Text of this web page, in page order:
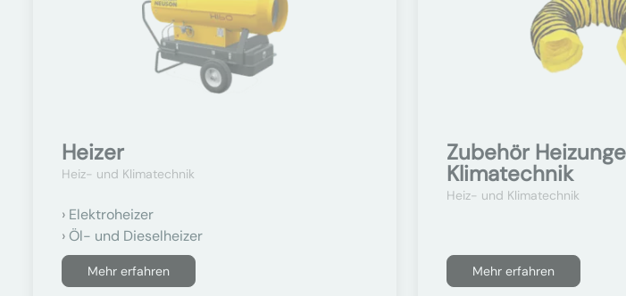
Heizer
Heiz- und Klimatechnik
Elektroheizer
Öl- und Dieselheizer
Mehr erfahren
Zubehör
Klimatechnik
Heiz- und Klimatechnik
Mehr erfahren